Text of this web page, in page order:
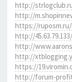
http://
http://
https://ruposm.ru/
http://
http://
http://
https://
http://forum-